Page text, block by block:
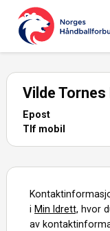
Vilde Tornes
Epost
Tlf mobil
i Min Idrett, hvor
av